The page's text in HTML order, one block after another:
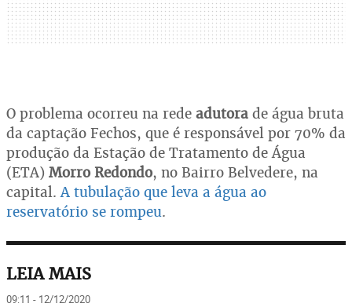
O problema ocorreu na rede adutora de água bruta
da captação Fechos, que é responsável por 70% da
produção da Estação de Tratamento de Água
(ETA) Morro Redondo, no Bairro Belvedere, na
capital.A tubulação que leva a água ao
reservatório se rompeu.
LEIA MAIS
09:11 - 12/12/2020